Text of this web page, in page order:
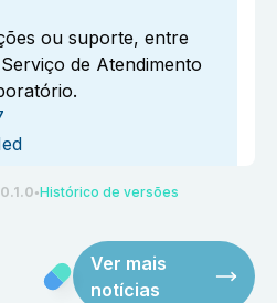
ou suporte, entre
de Atendimento
0.1.0 ●Histórico de versões
Ver mais
notícias